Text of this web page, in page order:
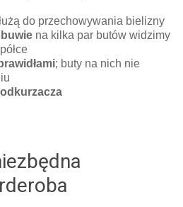
do przechowywania bielizny
na kilka par butów widzimy
; buty na nich nie